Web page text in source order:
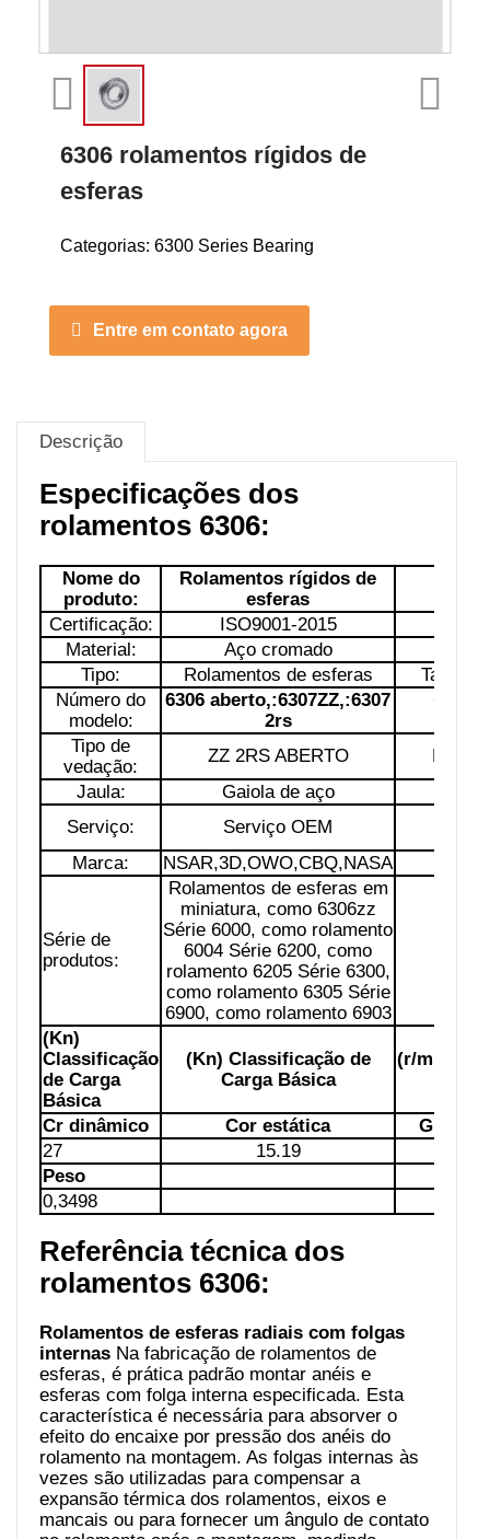
6306 rolamentos rígidos de
esferas
Categorias: 6300 Series Bearing
Entre em contato agora
Descrição
Especificações dos
rolamentos 6306:
Nome do
produto:
Rolamentos rígidos de
esferas
Certificação:
ISO9001-2015
Material:
Aço cromado
Tipo:
Rolamentos de esferas
Número do
modelo:
6306 aberto,:6307ZZ,:6307
2rs
Tipo de
vedação:
ZZ 2RS ABERTO
Jaula:
Gaiola de aço
Serviço:
Serviço OEM
Marca:
NSAR,3D,OWO,CBQ,NASA
Série de
produtos:
Rolamentos de esferas em
miniatura, como 6306zz
Série 6000, como rolamento
6004 Série 6200, como
rolamento 6205 Série 6300,
como rolamento 6305 Série
6900, como rolamento 6903
(Kn)
Classificação
de Carga
Básica
(Kn) Classificação de
Carga Básica
(r/
Cr dinâmico Cor estática Graxa
27
15.19
Peso
0,3498
Referência técnica dos
rolamentos 6306:
Rolamentos de esferas radiais com folgas
internas Na fabricação de rolamentos de
esferas, é prática padrão montar anéis e
esferas com folga interna especificada. Esta
característica é necessária para absorver o
efeito do encaixe por pressão dos anéis do
rolamento na montagem. As folgas internas às
vezes são utilizadas para compensar a
expansão térmica dos rolamentos, eixos e
mancais ou para fornecer um ângulo de contato